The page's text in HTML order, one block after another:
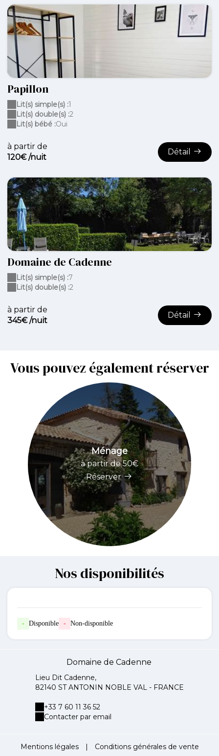
Papillon
à partir de
120€ /nuit
Détail
Lit(s) simple(s) :1
Lit(s) double(s) :2
Lit(s) bébé :Oui
Domaine de Cadenne
à partir de
345€ /nuit
Détail
Lit(s) simple(s) :7
Lit(s) double(s) :2
Vous pouvez également réserver
Ménage
à partir de 50€
Réserver
Nos disponibilités
- Disponible - Non-disponible
Domaine de Cadenne
Lieu Dit Cadenne,
82140 ST ANTONIN NOBLE VAL - FRANCE
+33 7 60 11 36 52
Contacter par email
Mentions légales | Conditions générales de vente